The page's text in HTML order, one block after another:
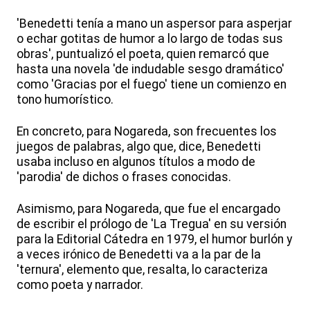
'Benedetti tenía a mano un aspersor para asperjar
o echar gotitas de humor a lo largo de todas sus
obras', puntualizó el poeta, quien remarcó que
hasta una novela 'de indudable sesgo dramático'
como 'Gracias por el fuego' tiene un comienzo en
tono humorístico.
En concreto, para Nogareda, son frecuentes los
juegos de palabras, algo que, dice, Benedetti
usaba incluso en algunos títulos a modo de
'parodia' de dichos o frases conocidas.
Asimismo, para Nogareda, que fue el encargado
de escribir el prólogo de 'La Tregua' en su versión
para la Editorial Cátedra en 1979, el humor burlón y
a veces irónico de Benedetti va a la par de la
'ternura', elemento que, resalta, lo caracteriza
como poeta y narrador.